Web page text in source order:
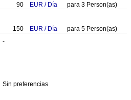
90 EUR / Día para 3 Person(as)
150 EUR / Día para 5 Person(as)
-
Sin preferencias